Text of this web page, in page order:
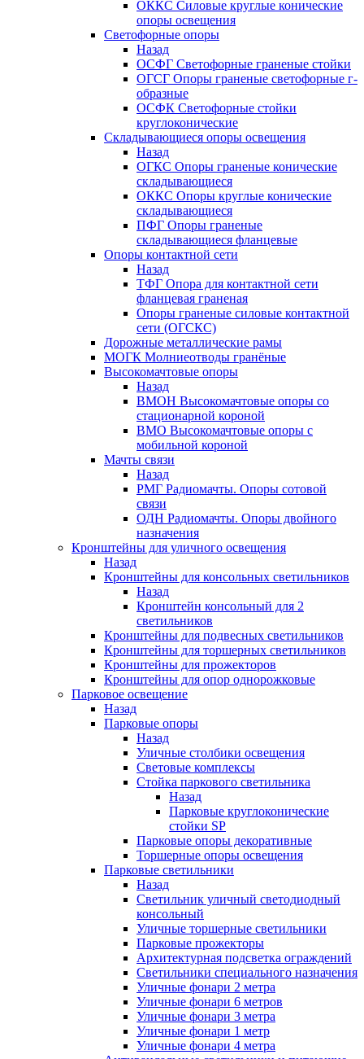
ОККС Силовые круглые конические
опоры освещения
Светофорные опоры
Назад
ОСФГ Светофорные граненые стойки
ОГСГ Опоры граненые светофорные г-
образные
ОСФК Светофорные стойки
круглоконические
Складывающиеся опоры освещения
Назад
ОГКС Опоры граненые конические
складывающиеся
ОККС Опоры круглые конические
складывающиеся
ПФГ Опоры граненые
складывающиеся фланцевые
Опоры контактной сети
Назад
ТФГ Опора для контактной сети
фланцевая граненая
Опоры граненые силовые контактной
сети (ОГСКС)
Дорожные металлические рамы
МОГК Молниеотводы гранёные
Высокомачтовые опоры
Назад
ВМОН Высокомачтовые опоры со
стационарной короной
ВМО Высокомачтовые опоры с
мобильной короной
Мачты связи
Назад
РМГ Радиомачты. Опоры сотовoй
связи
ОДН Радиомачты. Опоры двойного
назначения
Кронштейны для уличного освещения
Назад
Кронштейны для консольных светильников
Назад
Кронштейн консольный для 2
светильников
Кронштейны для подвесных светильников
Кронштейны для торшерных светильников
Кронштейны для прожекторов
Кронштейны для опор однорожковые
Парковое освещение
Назад
Парковые опоры
Назад
Уличные столбики освещения
Световые комплексы
Стойка паркового светильника
Назад
Парковые круглоконические
стойки SP
Парковые опоры декоративные
Торшерные опоры освещения
Парковые светильники
Назад
Светильник уличный светодиодный
консольный
Уличные торшерные светильники
Парковые прожекторы
Архитектурная подсветка ограждений
Светильники специального назначения
Уличные фонари 2 метра
Уличные фонари 6 метров
Уличные фонари 3 метра
Уличные фонари 1 метр
Уличные фонари 4 метра